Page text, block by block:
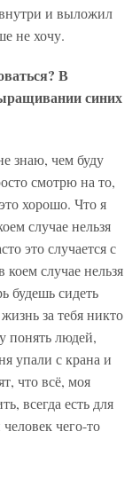
и выложил
не хочу.
В
синих
знаю, чем буду
смотрю на то,
хорошо. Что я
случае нельзя
это случается с
случае нельзя
будешь сидеть
за тебя никто
понять людей,
упали с крана и
что всё, моя
всегда есть для
чего-то